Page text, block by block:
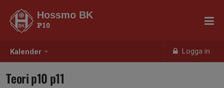
Kalender Logga in
Hossmo BK
P10
Teori p10 p11